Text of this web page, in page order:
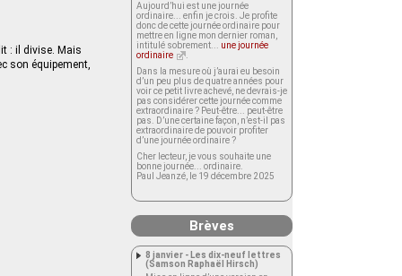
: il divise. Mais
son équipement,
Aujourd’hui est une journée
ordinaire... enfin je crois. Je profite
donc de cette journée ordinaire pour
mettre en ligne mon dernier roman,
intitulé sobrement... une journée
ordinaire
Dans la mesure où j’aurai eu besoin
d’un peu plus de quatre années pour
voir ce petit livre achevé, ne devrais-je
pas considérer cette journée comme
extraordinaire ? Peut-être... peut-être
pas. D’une certaine façon, n’est-il pas
extraordinaire de pouvoir profiter
d’une journée ordinaire ?
Cher lecteur, je vous souhaite une
bonne journée... ordinaire.
Paul Jeanzé, le 19 décembre 2025
Brèves
8 janvier - Les dix-neuf lettres
(Samson Raphaël Hirsch)